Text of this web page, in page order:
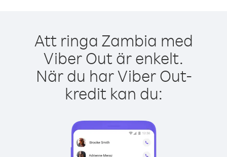
Att ringa Zambia med
Viber Out är enkelt.
När du har Viber Out-
kredit kan du: